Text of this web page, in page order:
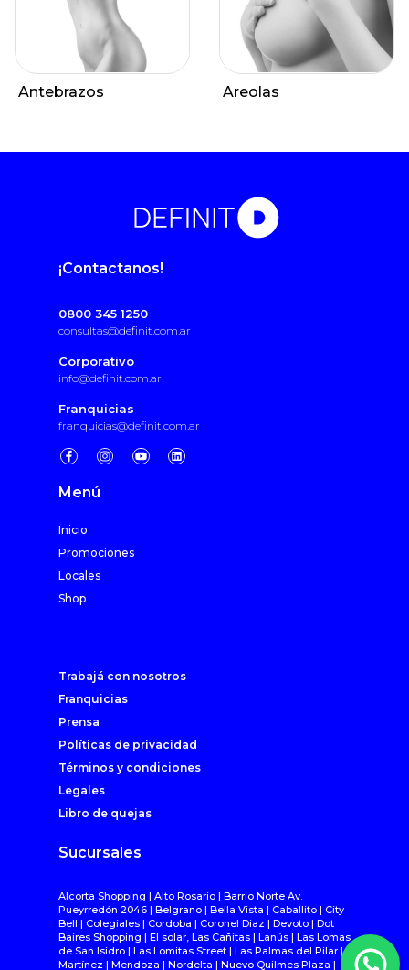
Antebrazos Areolas
¡Contactanos!
0800 345 1250
consultas@definit.com.ar
Corporativo
info@definit.com.ar
Franquicias
franquicias@definit.com.ar
Menú
Inicio
Promociones
Locales
Shop
Trabajá con nosotros
Franquicias
Prensa
Políticas de privacidad
Términos y condiciones
Legales
Libro de quejas
Sucursales
Alcorta Shopping | Alto Rosario | Barrio Norte Av.
Pueyrredón 2046 | Belgrano | Bella Vista | Caballito | City
Bell | Colegiales | Cordoba | Coronel Diaz | Devoto | Dot
Baires Shopping | El solar, Las Cañitas | Lanús | Las Lomas
de San Isidro | Las Lomitas Street | Las Palmas del Pilar |
Martínez | Mendoza | Nordelta | Nuevo Quilmes Plaza |